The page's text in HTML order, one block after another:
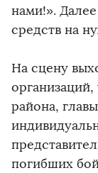
нами!».
средств на
На сцену
района,
погибших